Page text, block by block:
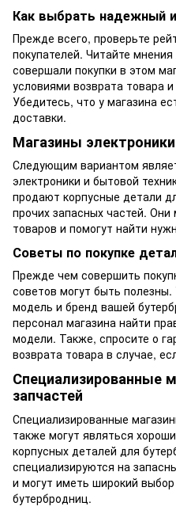
Как выбрать надежный
Прежде всего, проверьте
покупателей. Читайте
совершали покупки в этом
условиями возврата товара
Убедитесь, что у магазина
доставки.
Магазины
Следующим вариантом
электроники и бытовой
продают корпусные детали
прочих запасных частей.
товаров и помогут найти
Советы по покупке
Прежде чем совершить
советов могут быть
модель и бренд вашей
персонал магазина найти
модели. Также, спросите о
возврата товара в случае,
Специализированные
запчастей
Специализированные
также могут являться
корпусных деталей для
специализируются на
и могут иметь широкий
бутербродниц.